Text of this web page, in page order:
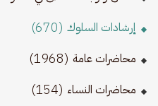
إرشادات السلوك (670)
محاضرات عامة (1968)
محاضرات النساء (154)